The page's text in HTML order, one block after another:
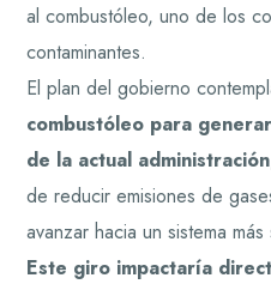
al combustóleo, uno de los
contaminantes.
El plan del gobierno
combustóleo para
de la actual administración
de reducir emisiones de
avanzar hacia un sistema
Este giro impactaría